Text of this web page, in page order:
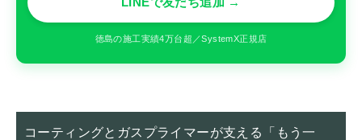
徳島の施工実績4万台超／SystemX正規店
コーティングとガスプライマーが支える「もう一